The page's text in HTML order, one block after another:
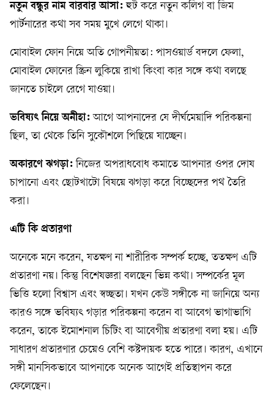
নতুন বন্ধুর নাম বারবার আসা: হুট করে নতুন কলিগ বা জিম
পার্টনারের কথা সব সময় মুখে লেগে থাকা।
মোবাইল ফোন নিয়ে অতি গোপনীয়তা: পাসওয়ার্ড বদলে ফেলা,
মোবাইল ফোনের স্ক্রিন লুকিয়ে রাখা কিংবা কার সঙ্গে কথা বলছে
জানতে চাইলে রেগে যাওয়া।
ভবিষ্যৎ নিয়ে অনীহা: আগে আপনাদের যে দীর্ঘমেয়াদি পরিকল্পনা
ছিল, তা থেকে তিনি সুকৌশলে পিছিয়ে যাচ্ছেন।
অকারণে ঝগড়া: নিজের অপরাধবোধ কমাতে আপনার ওপর দোষ
চাপানো এবং ছোটখাটো বিষয়ে ঝগড়া করে বিচ্ছেদের পথ তৈরি
করা।
এটি কি প্রতারণা
অনেকে মনে করেন, যতক্ষণ না শারীরিক সম্পর্ক হচ্ছে, ততক্ষণ এটি
প্রতারণা নয়। কিন্তু বিশেষজ্ঞরা বলছেন ভিন্ন কথা। সম্পর্কের মূল
ভিত্তি হলো বিশ্বাস এবং স্বচ্ছতা। যখন কেউ সঙ্গীকে না জানিয়ে অন্য
কারও সঙ্গে ভবিষ্যৎ গড়ার পরিকল্পনা করেন বা আবেগ ভাগাভাগি
করেন, তাকে ইমোশনাল চিটিং বা আবেগীয় প্রতারণা বলা হয়। এটি
সাধারণ প্রতারণার চেয়েও বেশি কষ্টদায়ক হতে পারে। কারণ, এখানে
সঙ্গী মানসিকভাবে আপনাকে অনেক আগেই প্রতিস্থাপন করে
ফেলেছেন।